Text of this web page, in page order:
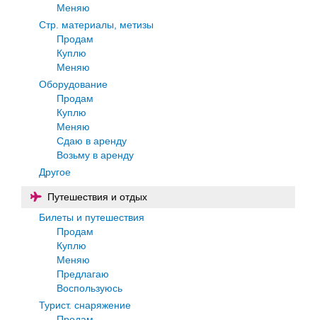
Меняю
Стр. материалы, метизы
Продам
Куплю
Меняю
Оборудование
Продам
Куплю
Меняю
Сдаю в аренду
Возьму в аренду
Другое
Путешествия и отдых
Билеты и путешествия
Продам
Куплю
Меняю
Предлагаю
Воспользуюсь
Турист. снаряжение